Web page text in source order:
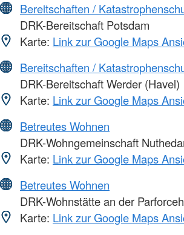
Bereitschaften /
DRK-Bereitschaft Potsdam
Karte: Link zur Google Maps
Bereitschaften /
DRK-Bereitschaft Werder (Havel)
Karte: Link zur Google Maps
Betreutes Wohnen
DRK-Wohngemeinschaft
Karte: Link zur Google Maps
Betreutes Wohnen
DRK-Wohnstätte an der
Karte: Link zur Google Maps